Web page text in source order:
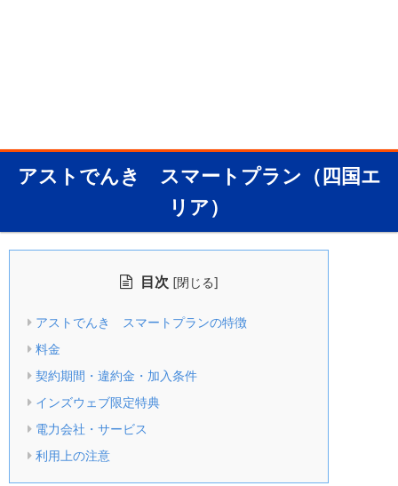
アストでんき スマートプラン（四国エ
リア）
目次 [閉じる]
アストでんき スマートプランの特徴
料金
契約期間・違約金・加入条件
インズウェブ限定特典
電力会社・サービス
利用上の注意